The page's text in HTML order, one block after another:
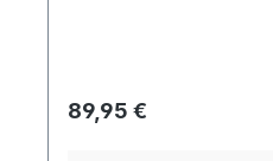
Regulärer Preis:
89,95 €